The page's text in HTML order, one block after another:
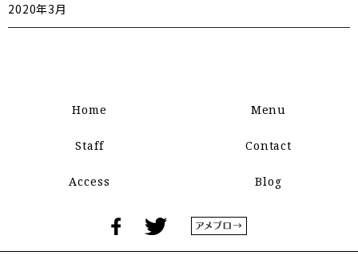
2020年3月
Home Menu
Staff Contact
Access Blog